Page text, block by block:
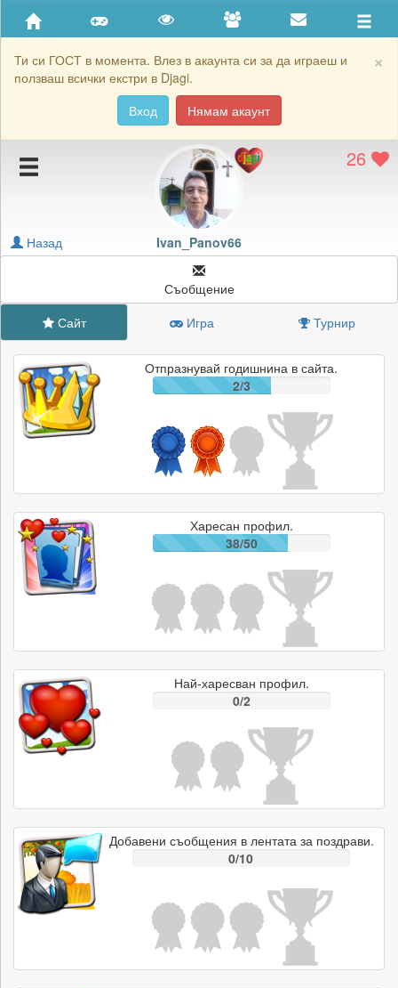
×
Ти си ГОСТ в момента. Влез в акаунта си за да играеш и
ползваш всички екстри в Djagi.
Вход
Нямам акаунт
Приятели
Хронология на игри
Подаръците на Ivan_Panov66
Картичките на Ivan_Panov66
Блокирай Ivan_Panov66
26
Ivan_Panov66
Назад
Съобщение
Сайт
Игра Турнир
Отпразнувай годишнина в сайта.
2/3
Харесан профил.
38/50
Най-харесван профил.
0/2
Добавени съобщения в лентата за поздрави.
0/10